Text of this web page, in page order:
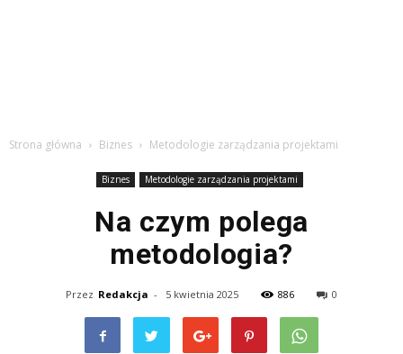
Strona główna Biznes Metodologie zarządzania projektami
Biznes Metodologie zarządzania projektami
Na czym polega
metodologia?
Przez Redakcja - 5 kwietnia 2025 886 0